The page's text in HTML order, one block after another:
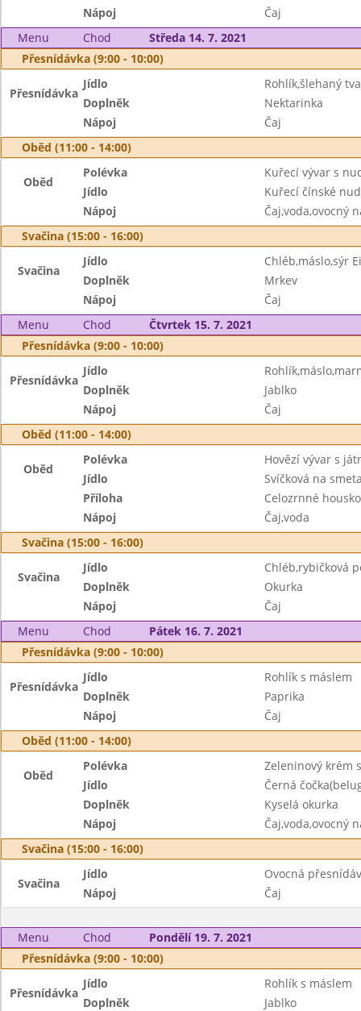
Nápoj
Čaj
Menu
Chod
Středa 14. 7. 2021
Přesnídávka (9:00 - 10:00)
Přesnídávka
Jídlo
Rohlík,šlehaný
Doplněk
Nektarinka
Nápoj
Čaj
Oběd (11:00 - 14:00)
Oběd
Polévka
Kuřecí vývar s
Jídlo
Kuřecí čínské
Nápoj
Čaj,voda,ovocný
Svačina (15:00 - 16:00)
Svačina
Jídlo
Chléb,máslo,sýr
Doplněk
Mrkev
Nápoj
Čaj
Menu
Chod
Čtvrtek 15. 7. 2021
Přesnídávka (9:00 - 10:00)
Přesnídávka
Jídlo
Doplněk
Jablko
Nápoj
Čaj
Oběd (11:00 - 14:00)
Oběd
Polévka
Hovězí vývar s
Jídlo
Svíčková na
Příloha
Celozrnné
Nápoj
Čaj,voda
Svačina (15:00 - 16:00)
Svačina
Jídlo
Chléb,rybičková
Doplněk
Okurka
Nápoj
Čaj
Menu
Chod
Pátek 16. 7. 2021
Přesnídávka (9:00 - 10:00)
Přesnídávka
Jídlo
Rohlík s máslem
Doplněk
Paprika
Nápoj
Čaj
Oběd (11:00 - 14:00)
Oběd
Polévka
Zeleninový krém
Jídlo
Černá
Doplněk
Kyselá okurka
Nápoj
Čaj,voda,ovocný
Svačina (15:00 - 16:00)
Svačina
Jídlo
Ovocná
Nápoj
Čaj
Menu Chod
Pondělí 19. 7. 2021
Přesnídávka (9:00 - 10:00)
Přesnídávka
Jídlo
Rohlík s máslem
Doplněk
Jablko